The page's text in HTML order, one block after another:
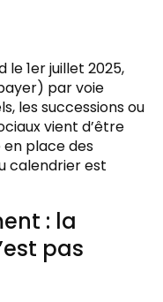
1er juillet 2025,
par voie
les successions ou
vient d’être
en place des
calendrier est
: la
pas